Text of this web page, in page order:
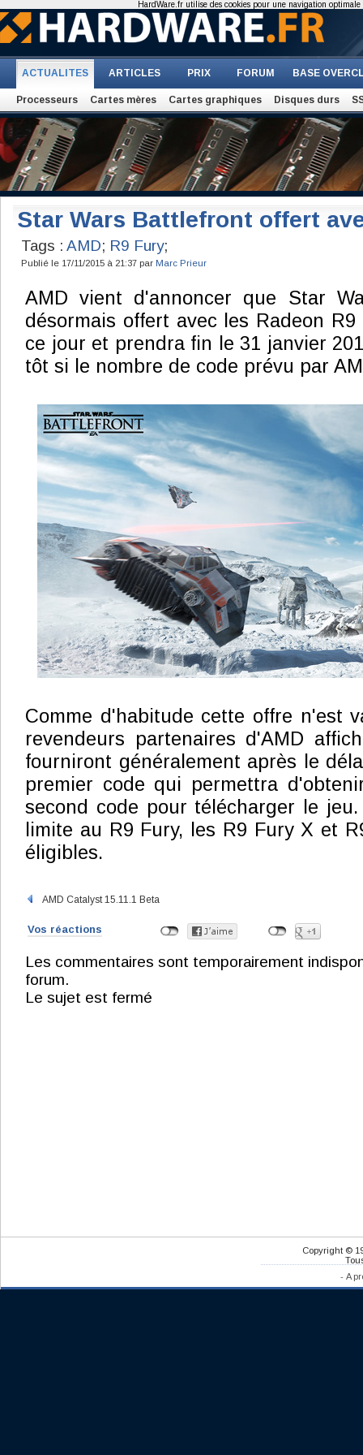
ACTUALITES ARTICLES PRIX FORUM BASE
Processeurs Cartes mères Cartes graphiques Disques durs
Star Wars Battlefront offert
Tags : AMD; R9 Fury;
Publié le 17/11/2015 à 21:37 par Marc Prieur
AMD vient d'annoncer que Star
désormais offert avec les Radeon
ce jour et prendra fin le 31 janvier
tôt si le nombre de code prévu par
Comme d'habitude cette offre n'est
revendeurs partenaires d'AMD
fourniront généralement après le
premier code qui permettra
second code pour télécharger le
limite au R9 Fury, les R9 Fury X et
éligibles.
AMD Catalyst 15.11.1 Beta
Vos réactions
Les commentaires sont temporairement
forum.
Le sujet est fermé
Copyright ©
- A
HardWare.fr utilise des cookies pour une navigation